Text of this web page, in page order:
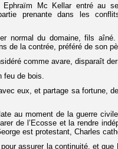
Ephraïm Mc Kellar entré au
prenante dans les
normal du domaine, fils aîné.
de la contrée, préféré de son
comme avare, disparaît
feu de bois.
eux, et partage sa fortune,
au moment de la guerre
de l’Ecosse et la rendre
est protestant, Charles
assurer la continuité, et